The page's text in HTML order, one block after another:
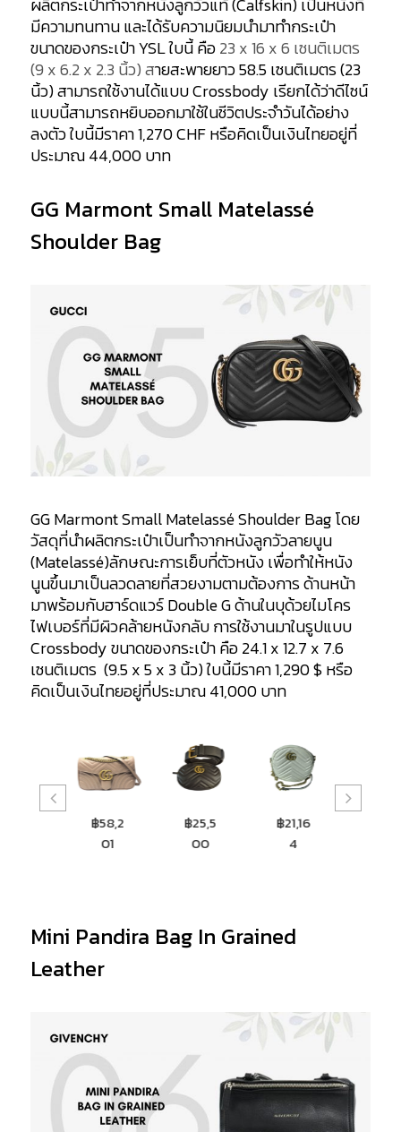
ผลิตกระเป๋าทำจากหนังลูกวัวแท้ (Calfskin) เป็นหนังที่
มีความทนทาน และได้รับความนิยมนำมาทำกระเป๋า
ขนาดของกระเป๋า YSL ใบนี้ คือ23 x16 x6 เซนติเมตร
(9 x 6.2 x 2.3 นิ้ว) สายสะพายยาว 58.5 เซนติเมตร (23
นิ้ว) สามารถใช้งานได้แบบ Crossbody เรียกได้ว่าดีไซน์
แบบนี้สามารถหยิบออกมาใช้ในชีวิตประจำวันได้อย่าง
ลงตัว ใบนี้มีราคา 1,270 CHF หรือคิดเป็นเงินไทยอยู่ที่
ประมาณ 44,000 บาท
GG Marmont Small Matelassé
Shoulder Bag
GG Marmont Small Matelassé Shoulder Bagโดย
วัสดุที่นำผลิตกระเป๋าเป็นทำจากหนังลูกวัวลายนูน
(Matelassé)ลักษณะการเย็บที่ตัวหนัง เพื่อทำให้หนัง
นูนขึ้นมาเป็นลวดลายที่สวยงามตามต้องการ ด้านหน้า
มาพร้อมกับฮาร์ดแวร์ Double G ด้านในบุด้วยไมโคร
ไฟเบอร์ที่มีผิวคล้ายหนังกลับ การใช้งานมาในรูปแบบ
Crossbody ขนาดของกระเป๋า คือ 24.1 x 12.7 x 7.6
เซนติเมตร (9.5 x 5 x 3 นิ้ว)ใบนี้มีราคา 1,290 $ หรือ
คิดเป็นเงินไทยอยู่ที่ประมาณ 41,000 บาท
฿25,5
00
฿21,16
4
฿8,67
7
Mini Pandira Bag In Grained
Leather